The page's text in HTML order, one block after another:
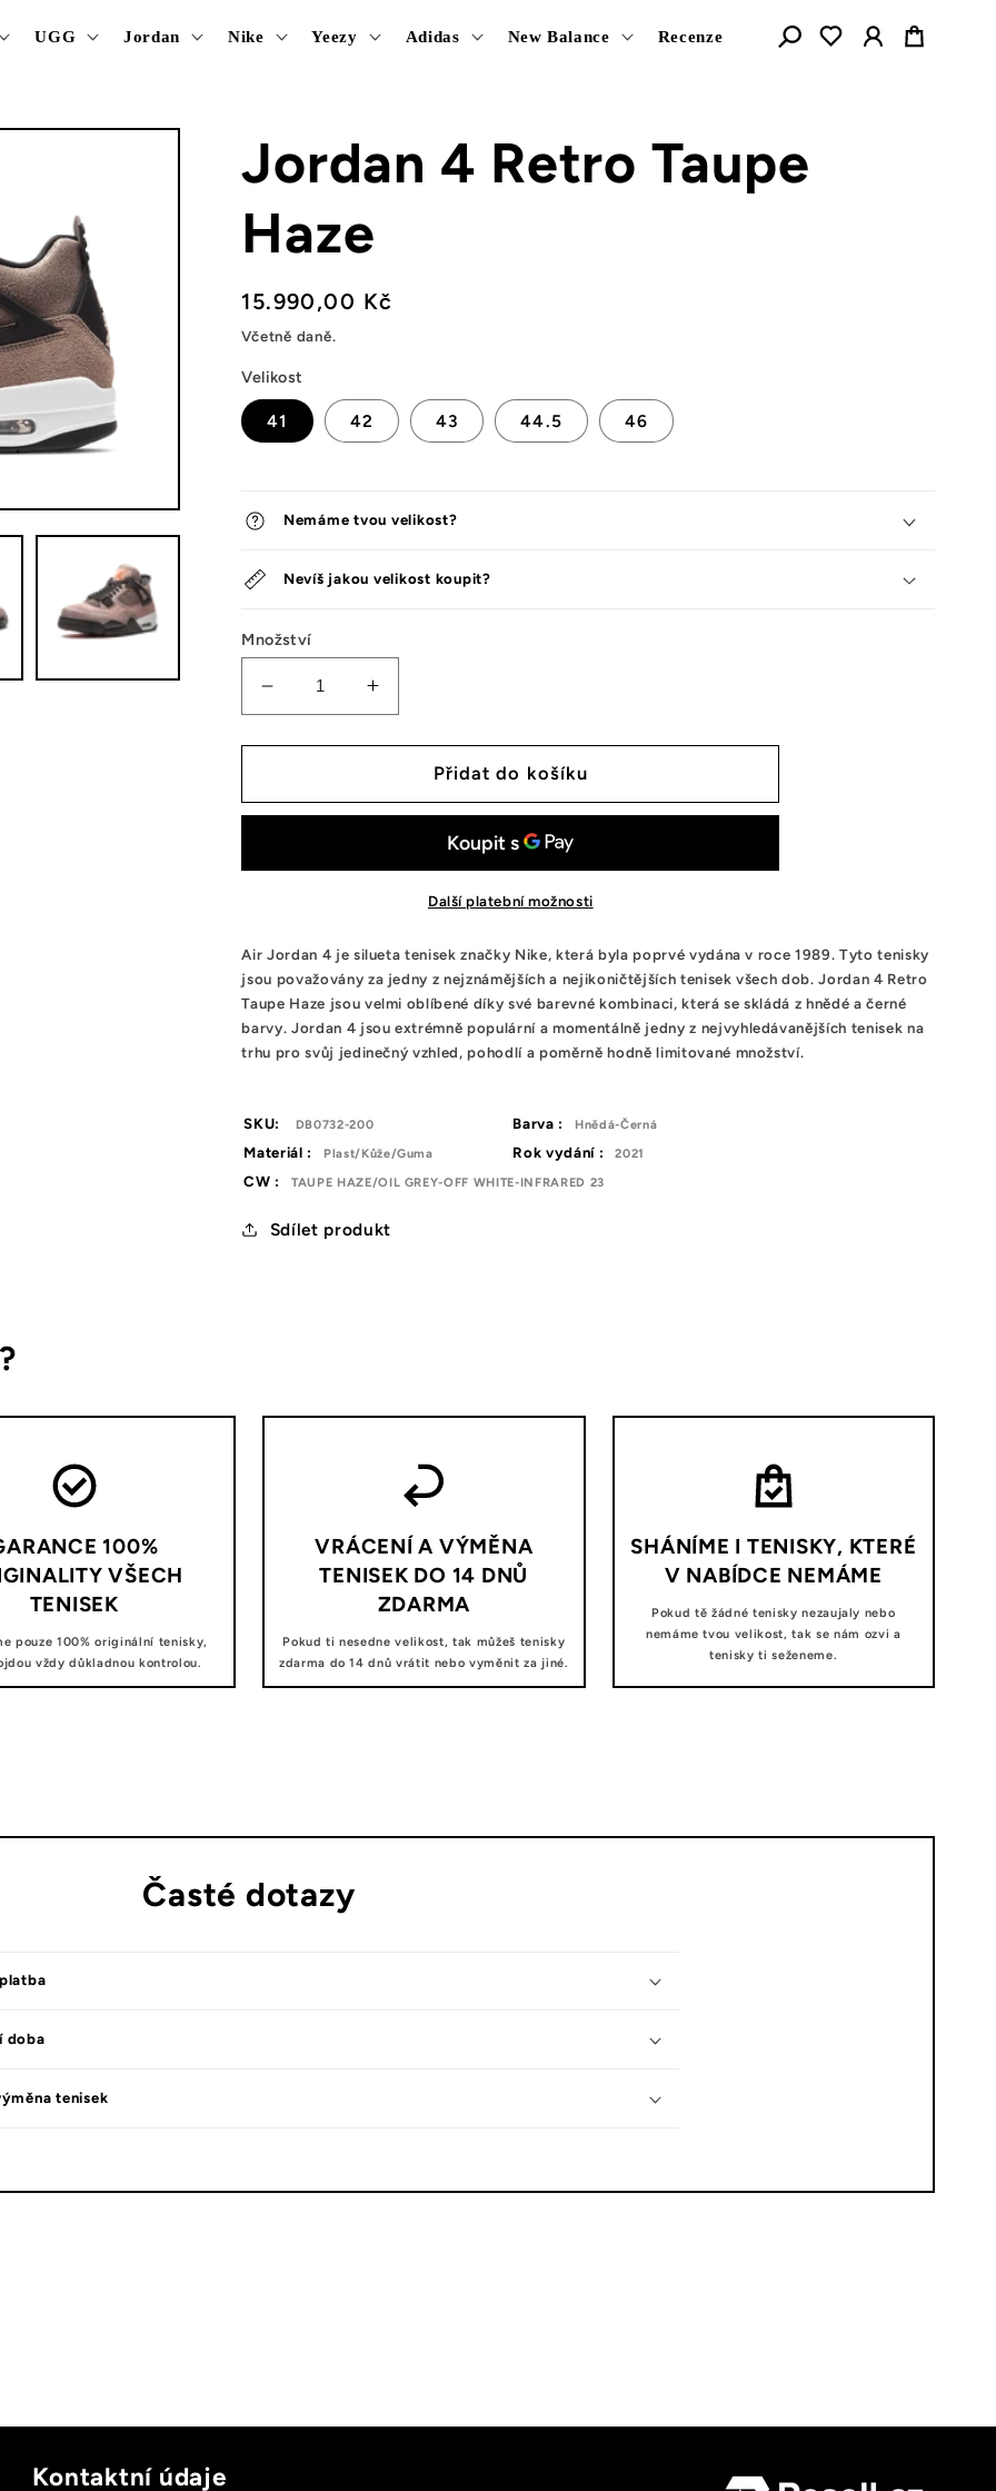
UGG Jordan Nike Yeezy Adidas New Balance Recenze Košík
Jordan 4 Retro Taupe
Haze
Běžná
cena
15.990,00 Kč
Včetně daně.
Velikost
41 42 43 44.5 46
Nemáme tvou velikost?
Nevíš jakou velikost koupit?
Množství
Snížit
množství
tenisek
4
Haze
Zvýšit
množství
tenisek
Jordan
4
Haze
Přidat do košíku
Další platební možnosti
Air Jordan 4 je silueta tenisek značky Nike, která byla poprvé vydána v roce 1989. Tyto tenisky
jsou považovány za jedny z nejznámějších a nejikoničtějších tenisek všech dob. Jordan 4 Retro
Taupe Haze jsou velmi oblíbené díky své barevné kombinaci, která se skládá z hnědé a černé
barvy. Jordan 4 jsou extrémně populární a momentálně jedny z nejvyhledávanějších tenisek na
trhu pro svůj jedinečný vzhled, pohodlí a poměrně hodně limitované množství.
SKU: DB0732-200 Barva : Hnědá-Černá
Materiál : Plast/Kůže/Guma Rok vydání : 2021
CW : TAUPE HAZE/OIL GREY-OFF WHITE-INFRARED 23
Sdílet produkt
100%
VŠECH
TENISEK
pouze 100% originální tenisky,
vždy důkladnou kontrolou.
VRÁCENÍ A VÝMĚNA
TENISEK DO 14 DNŮ
ZDARMA
Pokud ti nesedne velikost, tak můžeš tenisky
zdarma do 14 dnů vrátit nebo vyměnit za jiné.
SHÁNÍME I TENISKY, KTERÉ
V NABÍDCE NEMÁME
Pokud tě žádné tenisky nezaujaly nebo
nemáme tvou velikost, tak se nám ozvi a
tenisky ti seženeme.
Časté dotazy
doba
tenisek
Kontaktní údaje